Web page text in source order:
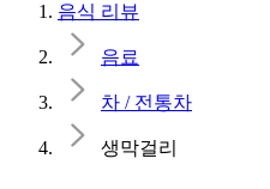
음식 리뷰
음료
차 / 전통차
생막걸리